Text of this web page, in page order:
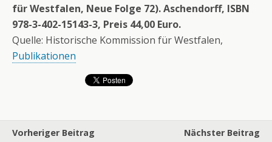
für Westfalen, Neue Folge 72). Aschendorff, ISBN
978-3-402-15143-3, Preis 44,00 Euro.
Quelle: Historische Kommission für Westfalen,
Publikationen
Vorheriger Beitrag
Nächster Beitrag